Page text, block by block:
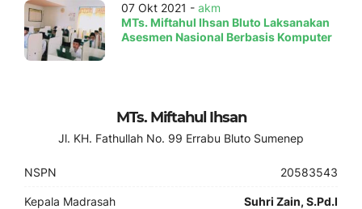
07 Okt 2021 - akm
MTs. Miftahul Ihsan Bluto Laksanakan
Asesmen Nasional Berbasis Komputer
MTs. Miftahul Ihsan
Jl. KH. Fathullah No. 99 Errabu Bluto Sumenep
NSPN 20583543
Kepala Madrasah Suhri Zain, S.Pd.I